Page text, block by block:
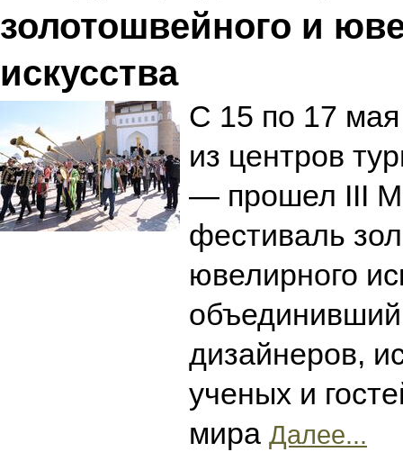
золотошвейного и
искусства
С 15 по 17
из центров
— прошел III
фестиваль
ювелирного
дизайнеров,
ученых и
мира Далее...